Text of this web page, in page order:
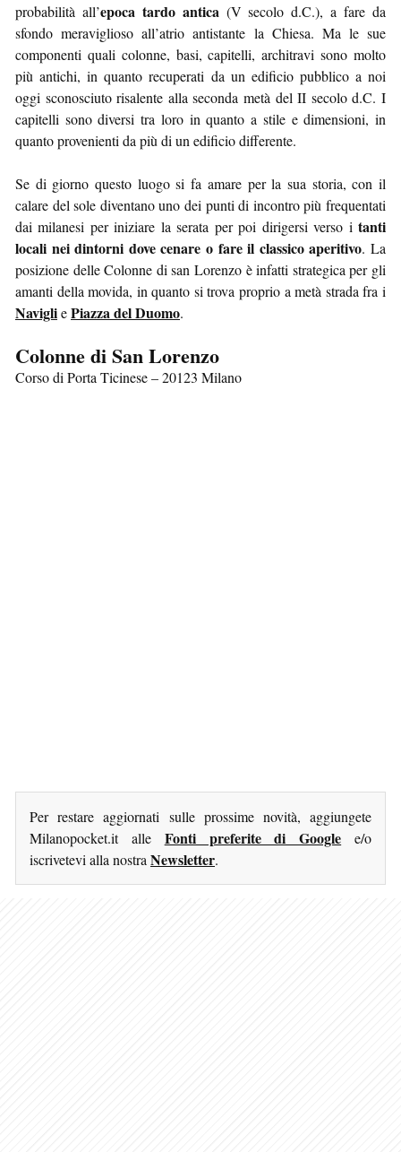
probabilità all’epoca tardo antica (V secolo d.C.), a fare da
sfondo meraviglioso all’atrio antistante la Chiesa. Ma le sue
componenti quali colonne, basi, capitelli, architravi sono molto
più antichi, in quanto recuperati da un edificio pubblico a noi
oggi sconosciuto risalente alla seconda metà del II secolo d.C. I
capitelli sono diversi tra loro in quanto a stile e dimensioni, in
quanto provenienti da più di un edificio differente.
Se di giorno questo luogo si fa amare per la sua storia, con il
calare del sole diventano uno dei punti di incontro più frequentati
dai milanesi per iniziare la serata per poi dirigersi verso i tanti
locali nei dintorni dove cenare o fare il classico aperitivo. La
posizione delle Colonne di san Lorenzo è infatti strategica per gli
amanti della movida, in quanto si trova proprio a metà strada fra i
NavigliePiazza del Duomo.
Colonne di San Lorenzo
Corso di Porta Ticinese – 20123 Milano
Per restare aggiornati sulle prossime novità, aggiungete
Milanopocket.it alle Fonti preferite di Google e/o
iscrivetevi alla nostra Newsletter.